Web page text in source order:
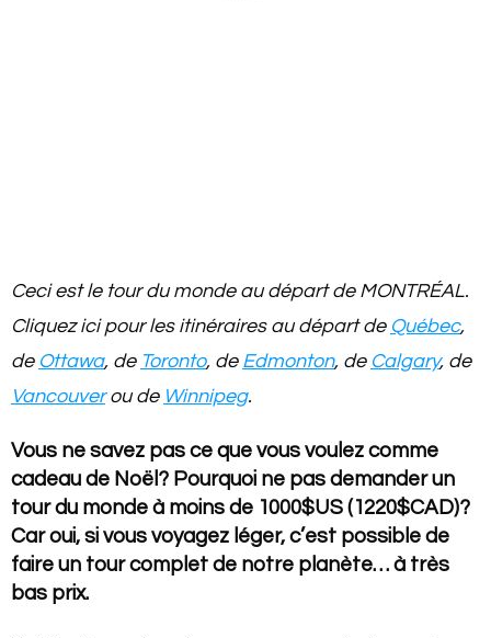
Ceci est le tour du monde au départ de MONTRÉAL.
Cliquez ici pour les itinéraires au départ de Québec,
de Ottawa, de Toronto, de Edmonton, de Calgary, de
Vancouverou de Winnipeg.
Vous ne savez pas ce que vous voulez comme
cadeau de Noël? Pourquoi ne pas demander un
tour du monde à moins de 1000$US (1220$CAD)?
Car oui, si vous voyagez léger, c’est possible de
faire un tour complet de notre planète… à très
bas prix.